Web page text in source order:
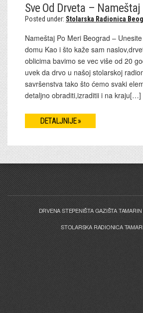
Sve Od Drveta – Nameštaj
Posted under: Stolarska Radionica
Nameštaj Po Meri Beograd –
domu Kao i što kaže sam
oblicima bavimo se vec više od 20
uvek da drvo u našoj stolarskoj
savršenstva tako što ćemo svaki
detaljno obraditi,izraditii i na kraju[…]
DETALJNIJE »
DRVENA STEPENIŠTA GAZIŠTA
STOLARSKA RADIONICA